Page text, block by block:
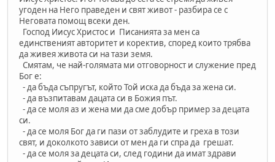
угоден на Него праведен и свят живот - разбира се с
Неговата помощ всеки ден.
Господ Иисус Христос и Писанията за мен са
единственият авторитет и коректив, според които трябва
да живея живота си на тази земя.
Смятам, че най-голямата ми отговорност и служение пред
Бог е:
- да бъда съпругът, който Той иска да бъда за жена си.
- да възпитавам дацата си в Божия път.
- да се моля аз и жена ми да сме добър пример за децата
си.
- да се моля Бог да ги пази от заблудите и греха в този
свят, и доколкото зависи от мен да ги спра да грешат.
- да се моля за децата си, след години да имат здрави